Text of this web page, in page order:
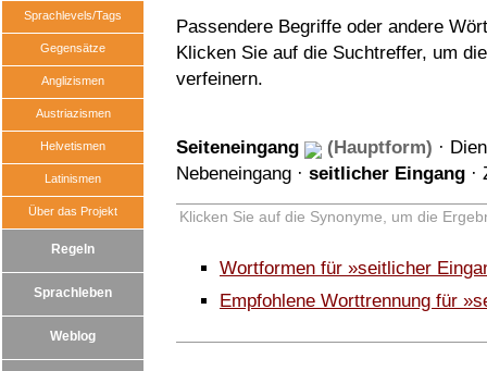
Sprachlevels/Tags
Gegensätze
Anglizismen
Austriazismen
Helvetismen
Latinismen
Über das Projekt
Regeln
Sprachleben
Weblog
Passendere Begriffe oder andere
Klicken Sie auf die Suchtreffer, um
verfeinern.
Seiteneingang (Hauptform) ·
Nebeneingang · seitlicher Eingang ·
Klicken Sie auf die Synonyme, um die
Wortformen für »seitlicher
Empfohlene Worttrennung für